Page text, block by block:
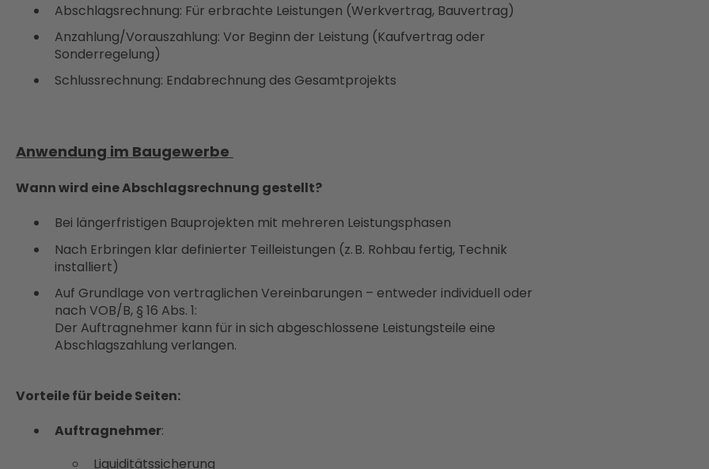
Abschlagsrechnung: Für erbrachte Leistungen (Werkvertrag, Bauvertrag)
Anzahlung/Vorauszahlung: Vor Beginn der Leistung (Kaufvertrag oder
Sonderregelung)
Schlussrechnung: Endabrechnung des Gesamtprojekts
Anwendung im Baugewerbe
Wann wird eine Abschlagsrechnung gestellt?
Bei längerfristigen Bauprojekten mit mehreren Leistungsphasen
Nach Erbringen klar definierter Teilleistungen (z. B. Rohbau fertig, Technik
installiert)
Auf Grundlage von vertraglichen Vereinbarungen – entweder individuell oder
nach VOB/B, § 16 Abs. 1:
Der Auftragnehmer kann für in sich abgeschlossene Leistungsteile eine
Abschlagszahlung verlangen.
Vorteile für beide Seiten:
Auftragnehmer:
Liquiditätssicherung